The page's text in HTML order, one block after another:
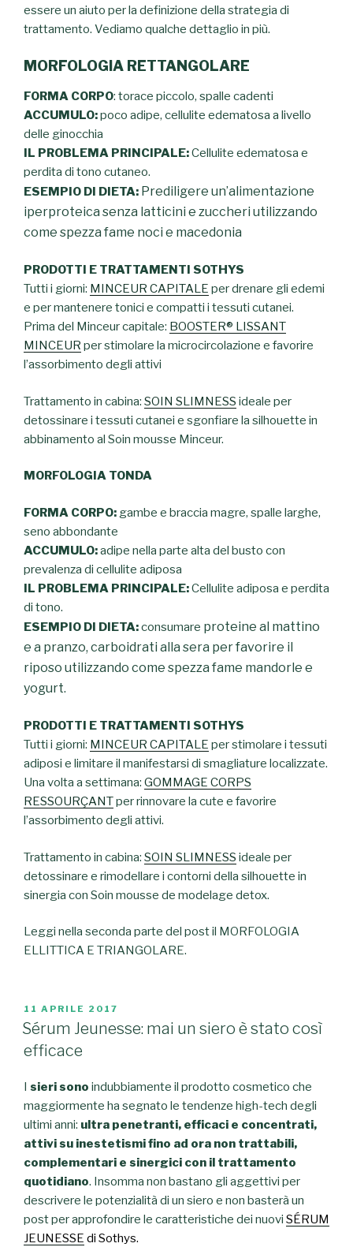
essere un aiuto per la definizione della strategia di
trattamento. Vediamo qualche dettaglio in più.
MORFOLOGIA RETTANGOLARE
FORMA CORPO: torace piccolo, spalle cadenti
ACCUMULO:poco adipe, cellulite edematosa a livello
delle ginocchia
IL PROBLEMA PRINCIPALE:Cellulite edematosa e
perdita di tono cutaneo.
ESEMPIO DI DIETA: Prediligere un’alimentazione
iperproteica senza latticini e zuccheri utilizzando
come spezza fame noci e macedonia
PRODOTTI E TRATTAMENTI SOTHYS
Tutti i giorni: MINCEUR CAPITALE per drenare gli edemi
e per mantenere tonici e compatti i tessuti cutanei.
Prima del Minceur capitale: BOOSTER® LISSANT
MINCEUR per stimolare la microcircolazione e favorire
l’assorbimento degli attivi
Trattamento in cabina: SOIN SLIMNESS ideale per
detossinare i tessuti cutanei e sgonfiare la silhouette in
abbinamento al Soin mousse Minceur.
MORFOLOGIA TONDA
FORMA CORPO: gambe e braccia magre, spalle larghe,
seno abbondante
ACCUMULO:adipe nella parte alta del busto con
prevalenza di cellulite adiposa
IL PROBLEMA PRINCIPALE:Cellulite adiposa e perdita
di tono.
ESEMPIO DI DIETA:consumare proteine al mattino
e a pranzo, carboidrati alla sera per favorire il
riposo utilizzando come spezza fame mandorle e
yogurt.
PRODOTTI E TRATTAMENTI SOTHYS
Tutti i giorni: MINCEUR CAPITALE per stimolare i tessuti
adiposi e limitare il manifestarsi di smagliature localizzate.
Una volta a settimana: GOMMAGE CORPS
RESSOURÇANTper rinnovare la cute e favorire
l’assorbimento degli attivi.
Trattamento in cabina: SOIN SLIMNESS ideale per
detossinare e rimodellare i contorni della silhouette in
sinergia con Soin mousse de modelage detox.
Leggi nella seconda parte del post il MORFOLOGIA
ELLITTICA E TRIANGOLARE.
PUBBLICATO
IL
11 APRILE 2017
Sérum Jeunesse: mai un siero è stato così
efficace
I sieri sono indubbiamente il prodotto cosmetico che
maggiormente ha segnato le tendenze high-tech degli
ultimi anni: ultra penetranti, efficaci e concentrati,
attivi su inestetismi fino ad ora non trattabili,
complementari e sinergici con il trattamento
quotidiano. Insomma non bastano gli aggettivi per
descrivere le potenzialità di un siero e non basterà un
post per approfondire le caratteristiche dei nuovi SÉRUM
JEUNESSE di Sothys.